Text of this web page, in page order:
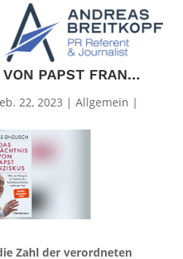
DAS VERMÄCHTNIS VON PAPST FRANZISKUS
22, 2023 | Allgemein |
Zahl der verordneten